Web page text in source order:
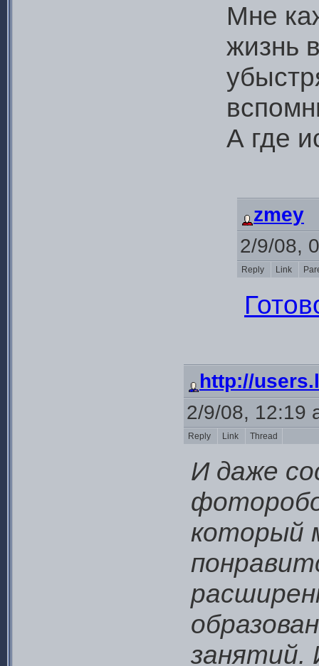
Мне
жизнь
А где
zmey
2/9/08,
Reply Link
http://
2/9/08, 12:19
Reply Link Thread
И даже
который
занятий.